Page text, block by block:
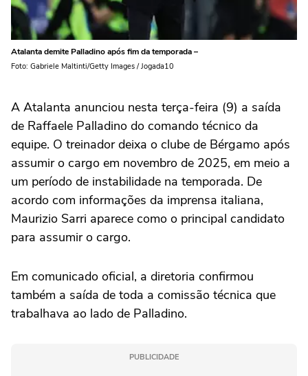
Atalanta demite Palladino após fim da temporada –
Foto: Gabriele Maltinti/Getty Images / Jogada10
A Atalanta anunciou nesta terça-feira (9) a saída
de Raffaele Palladino do comando técnico da
equipe. O treinador deixa o clube de Bérgamo após
assumir o cargo em novembro de 2025, em meio a
um período de instabilidade na temporada. De
acordo com informações da imprensa italiana,
Maurizio Sarri aparece como o principal candidato
para assumir o cargo.
Em comunicado oficial, a diretoria confirmou
também a saída de toda a comissão técnica que
trabalhava ao lado de Palladino.
PUBLICIDADE